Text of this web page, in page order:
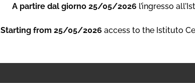
A partire dal giorno 25/05/2026 l’ingresso
Starting from 25/05/2026 access to the Istituto